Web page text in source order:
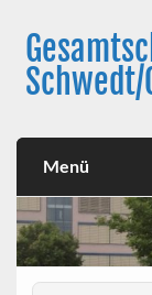
content
Schwedt/
Menü